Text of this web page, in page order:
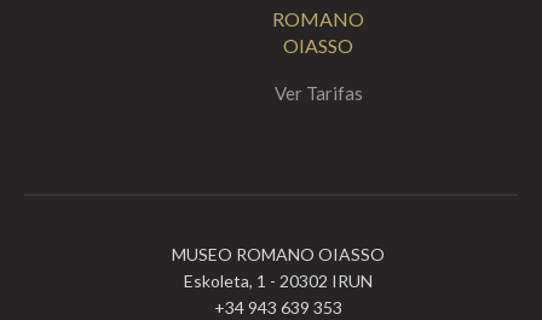
ROMANO
OIASSO
Ver Tarifas
MUSEO ROMANO OIASSO
Eskoleta, 1 - 20302 IRUN
+34 943 639 353